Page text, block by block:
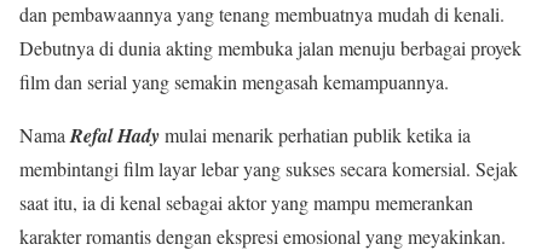
dan pembawaannya yang tenang membuatnya mudah di kenali.
Debutnya di dunia akting membuka jalan menuju berbagai proyek
film dan serial yang semakin mengasah kemampuannya.
Nama Refal Hadymulai menarik perhatian publik ketika ia
membintangi film layar lebar yang sukses secara komersial. Sejak
saat itu, ia di kenal sebagai aktor yang mampu memerankan
karakter romantis dengan ekspresi emosional yang meyakinkan.